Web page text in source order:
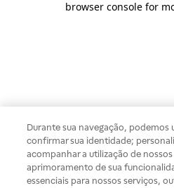
browser console for
Durante sua navegação, podemos
confirmar sua identidade;
acompanhar a utilização de
aprimoramento de sua
essenciais para nossos serviços,